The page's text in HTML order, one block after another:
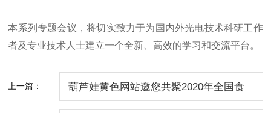
本系列专题会议，将切实致力于为国内外光电技术科研工作
者及专业技术人士建立一个全新、高效的学习和交流平台。
上一篇： 葫芦娃黄色网站邀您共聚2020年全国食